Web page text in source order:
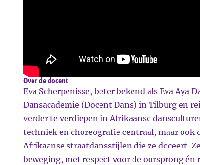
Over de docent
Eva Scherpenisse, beter bekend als Eva Aya
Dansacademie (Docent Dans) in Tilburg en
verder te verdiepen in Afrikaanse
techniek en choreografie centraal, maar ook
Afrikaanse straatdansstijlen die ze doceert.
beweging, met respect voor de oorsprong én